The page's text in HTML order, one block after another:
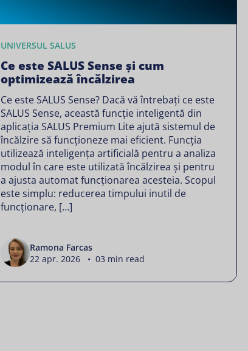
UNIVERSUL SALUS
Ce este SALUS Sense și cum
optimizează încălzirea
Ce este SALUS Sense? Dacă vă întrebați ce este
SALUS Sense, această funcție inteligentă din
aplicația SALUS Premium Lite ajută sistemul de
încălzire să funcționeze mai eficient. Funcția
utilizează inteligența artificială pentru a analiza
modul în care este utilizată încălzirea și pentru
a ajusta automat funcționarea acesteia. Scopul
este simplu: reducerea timpului inutil de
funcționare, […]
Ramona Farcas
22 apr. 2026 • 03 min read